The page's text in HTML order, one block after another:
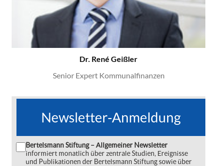
Dr. René Geißler
Senior Expert Kommunalfinanzen
Newsletter-Anmeldung
Bertelsmann Stiftung – Allgemeiner Newsletter
informiert monatlich über zentrale Studien, Ereignisse
und Publikationen der Bertelsmann Stiftung sowie über